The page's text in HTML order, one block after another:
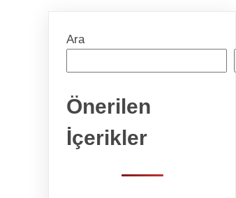
Ara
Önerilen
İçerikler